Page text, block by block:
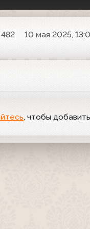
482
10 мая 2025,
, чтобы